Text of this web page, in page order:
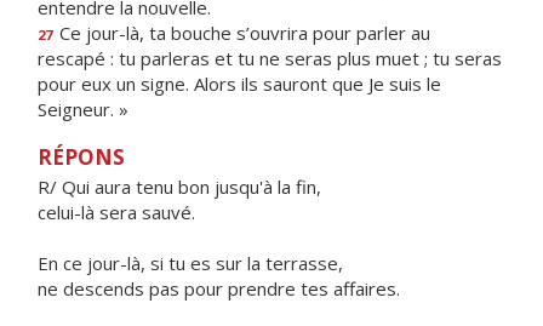
entendre la nouvelle.
27 Ce jour-là, ta bouche s’ouvrira pour parler au
rescapé : tu parleras et tu ne seras plus muet ; tu seras
pour eux un signe. Alors ils sauront que Je suis le
Seigneur. »
RÉPONS
R/ Qui aura tenu bon jusqu'à la fin,
celui-là sera sauvé.
En ce jour-là, si tu es sur la terrasse,
ne descends pas pour prendre tes affaires.